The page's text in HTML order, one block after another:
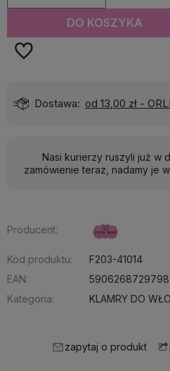
DO KOSZYKA
Dostawa: od 13,00 zł -
Nasi kurierzy ruszyli już w
zamówienie teraz, nadamy je
Producent:
Kod produktu:
F203-41014
EAN:
5906268729798
Kategoria:
KLAMRY DO
zapytaj o produkt